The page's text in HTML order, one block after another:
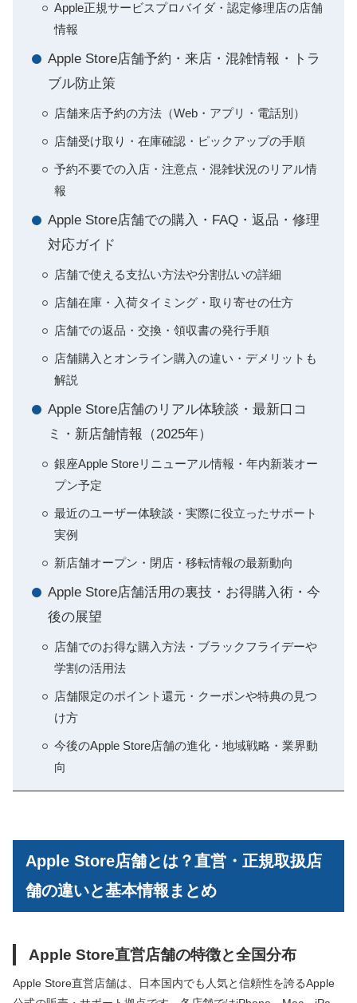
Apple正規サービスプロバイダ・認定修理店の店舗
情報
Apple Store店舗予約・来店・混雑情報・トラ
ブル防止策
店舗来店予約の方法（Web・アプリ・電話別）
店舗受け取り・在庫確認・ピックアップの手順
予約不要での入店・注意点・混雑状況のリアル情
報
Apple Store店舗での購入・FAQ・返品・修理
対応ガイド
店舗で使える支払い方法や分割払いの詳細
店舗在庫・入荷タイミング・取り寄せの仕方
店舗での返品・交換・領収書の発行手順
店舗購入とオンライン購入の違い・デメリットも
解説
Apple Store店舗のリアル体験談・最新口コ
ミ・新店舗情報（2025年）
銀座Apple Storeリニューアル情報・年内新装オー
プン予定
最近のユーザー体験談・実際に役立ったサポート
実例
新店舗オープン・閉店・移転情報の最新動向
Apple Store店舗活用の裏技・お得購入術・今
後の展望
店舗でのお得な購入方法・ブラックフライデーや
学割の活用法
店舗限定のポイント還元・クーポンや特典の見つ
け方
今後のApple Store店舗の進化・地域戦略・業界動
向
Apple Store店舗とは？直営・正規取扱店
舗の違いと基本情報まとめ
Apple Store直営店舗の特徴と全国分布
Apple Store直営店舗は、日本国内でも人気と信頼性を誇るApple